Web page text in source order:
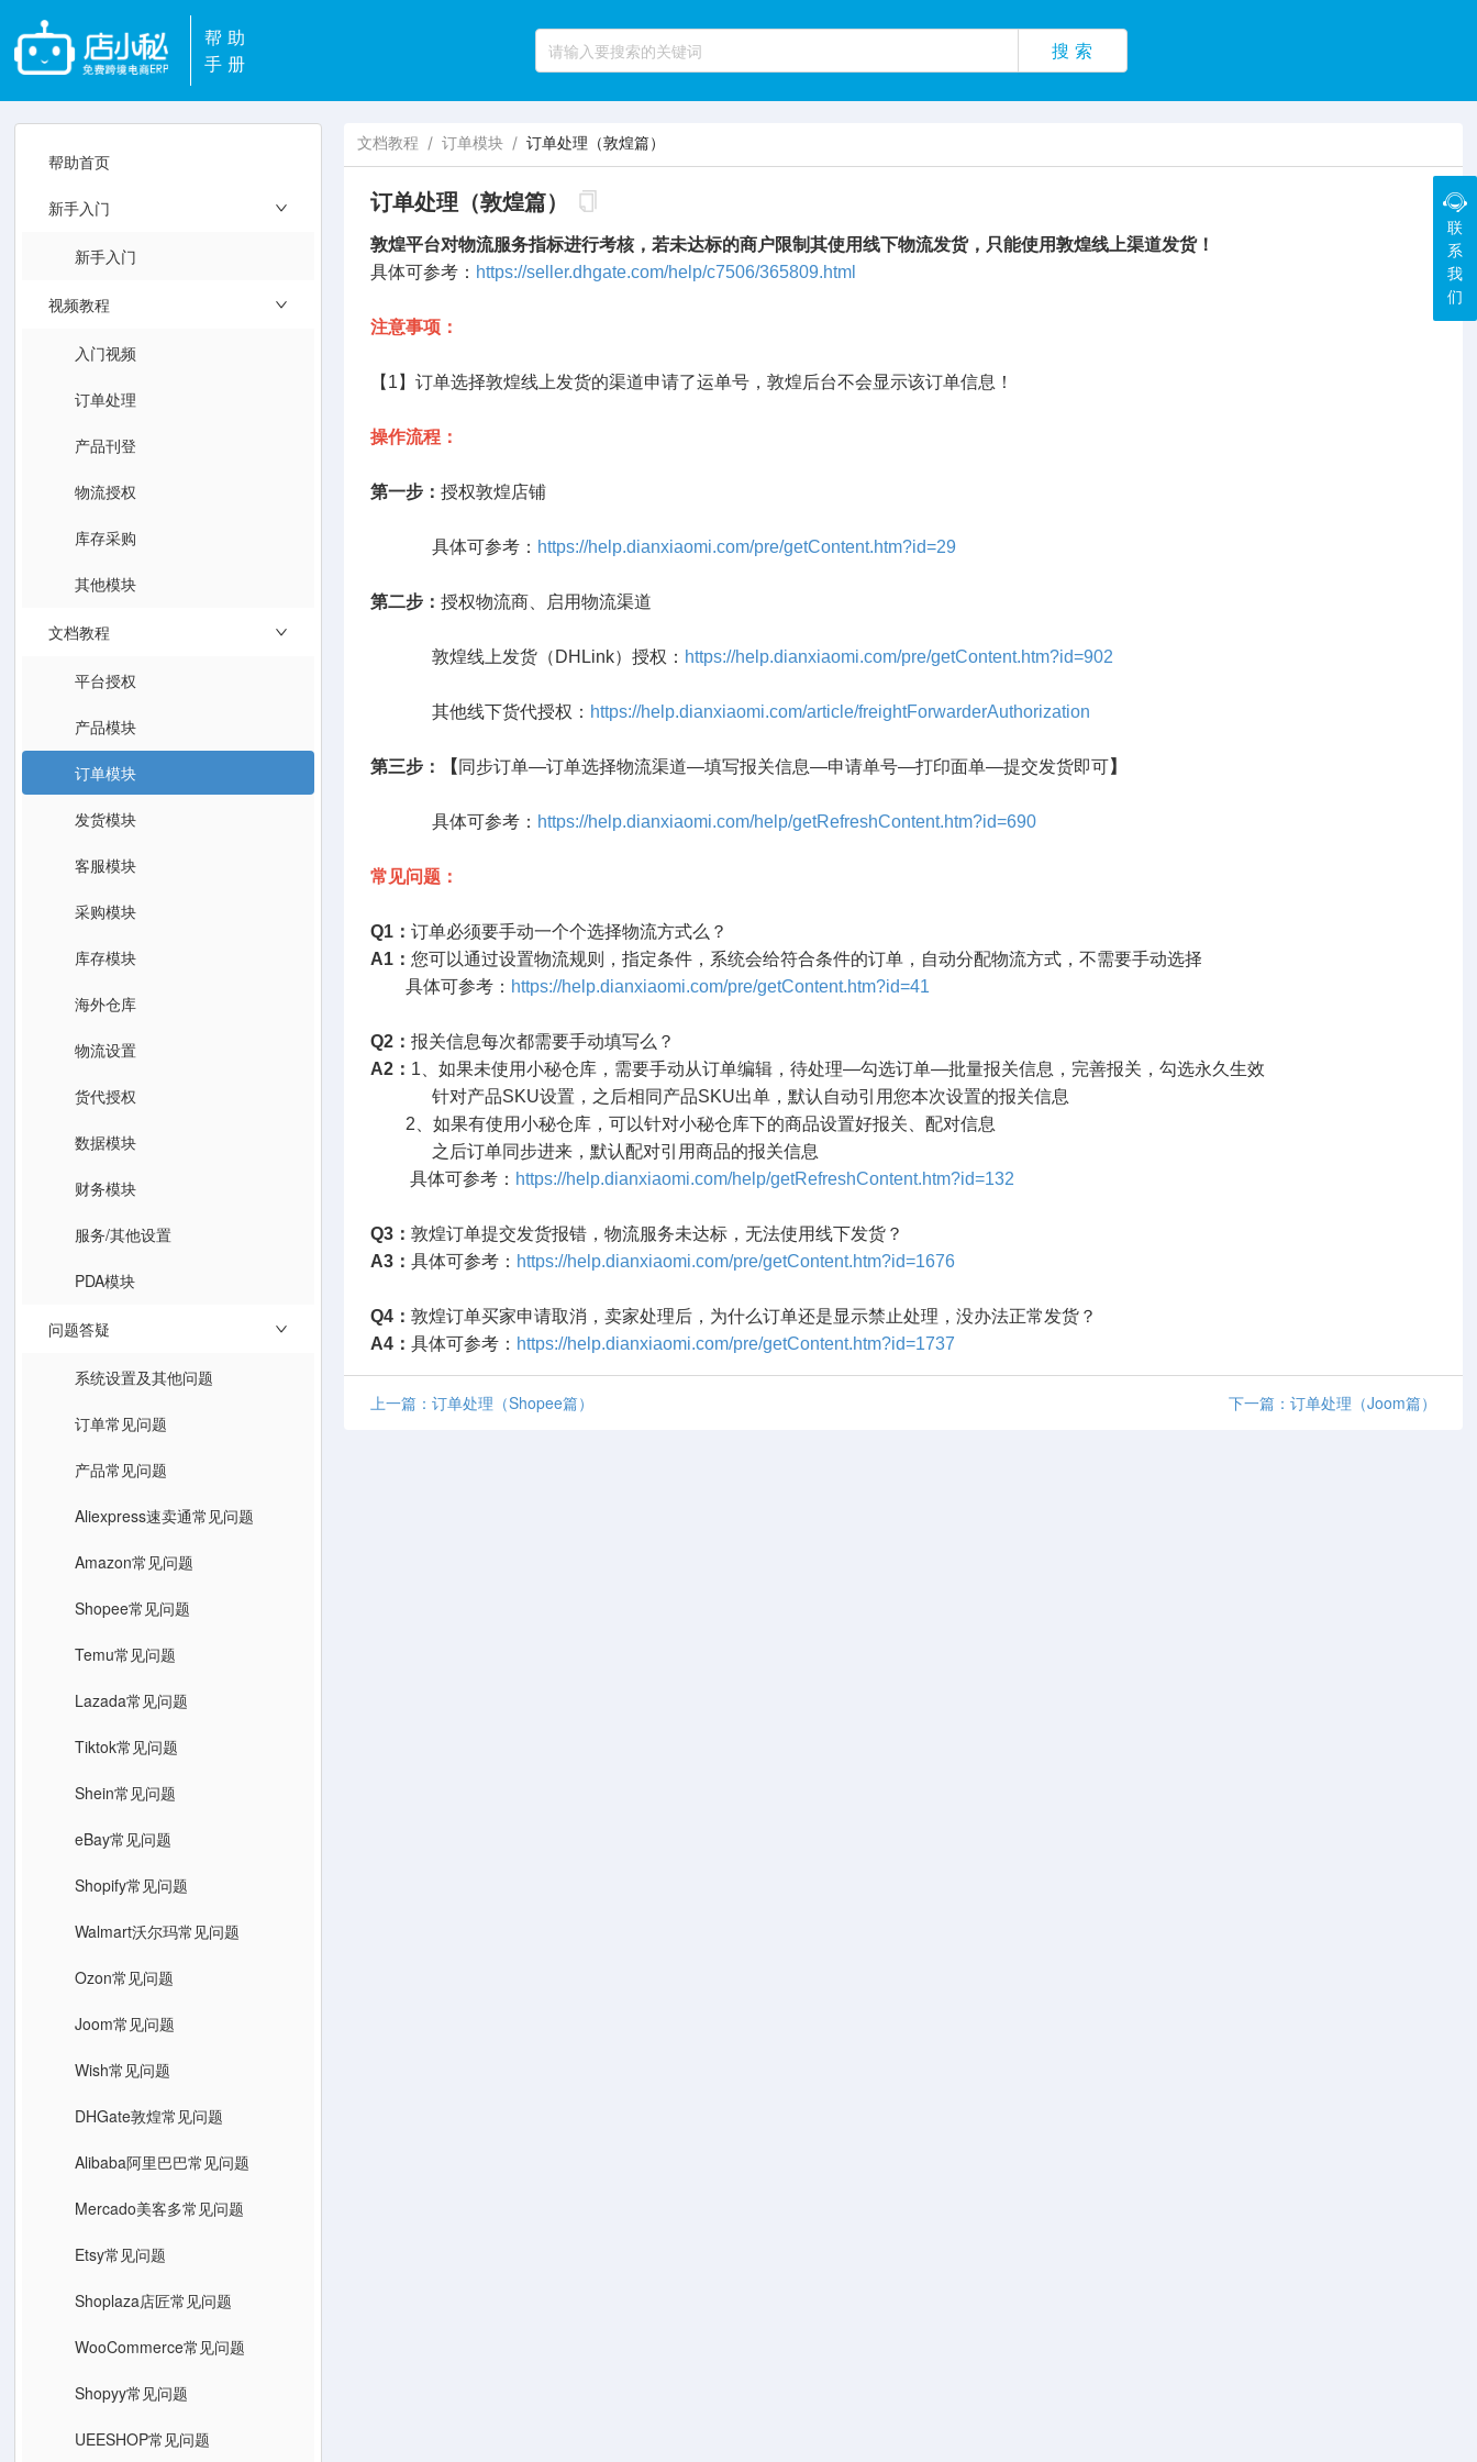
帮助
手册
搜 索
帮助首页
新手入门
新手入门
视频教程
入门视频
订单处理
产品刊登
物流授权
库存采购
其他模块
文档教程
平台授权
产品模块
订单模块
发货模块
客服模块
采购模块
库存模块
海外仓库
物流设置
货代授权
数据模块
财务模块
服务/其他设置
PDA模块
问题答疑
系统设置及其他问题
订单常见问题
产品常见问题
Aliexpress速卖通常见问题
Amazon常见问题
Shopee常见问题
Temu常见问题
Lazada常见问题
Tiktok常见问题
Shein常见问题
eBay常见问题
Shopify常见问题
Walmart沃尔玛常见问题
Ozon常见问题
Joom常见问题
Wish常见问题
DHGate敦煌常见问题
Alibaba阿里巴巴常见问题
Mercado美客多常见问题
Etsy常见问题
Shoplaza店匠常见问题
WooCommerce常见问题
Shopyy常见问题
UEESHOP常见问题
文档教程 / 订单模块 / 订单处理（敦煌篇）
订单处理（敦煌篇）
敦煌平台对物流服务指标进行考核，若未达标的商户限制其使用线下物流发货，只能使用敦煌线上渠道发货！
具体可参考： https://seller.dhgate.com/help/c7506/365809.html
注意事项：
【1】订单选择敦煌线上发货的渠道申请了运单号，敦煌后台不会显示该订单信息！
操作流程：
第一步：授权敦煌店铺
具体可参考： https://help.dianxiaomi.com/pre/getContent.htm?id=29
第二步：授权物流商、启用物流渠道
敦煌线上发货（DHLink）授权： https://help.dianxiaomi.com/pre/getContent.htm?id=902
其他线下货代授权： https://help.dianxiaomi.com/article/freightForwarderAuthorization
第三步：【 同步订单—订单选择物流渠道—填写报关信息—申请单号—打印面单—提交发货即可】
具体可参考： https://help.dianxiaomi.com/help/getRefreshContent.htm?id=690
常见问题：
Q1：订单必须要手动一个个选择物流方式么？
A1：您可以通过设置物流规则，指定条件，系统会给符合条件的订单，自动分配物流方式，不需要手动选择
具体可参考： https://help.dianxiaomi.com/pre/getContent.htm?id=41
Q2：报关信息每次都需要手动填写么？
A2： 1、如果未使用小秘仓库，需要手动从订单编辑，待处理—勾选订单—批量报关信息，完善报关，勾选永久生效
针对产品SKU设置，之后相同产品SKU出单，默认自动引用您本次设置的报关信息
2、如果有使用小秘仓库，可以针对小秘仓库下的商品设置好报关、配对信息
之后订单同步进来，默认配对引用商品的报关信息
具体可参考： https://help.dianxiaomi.com/help/getRefreshContent.htm?id=132
Q3：敦煌订单提交发货报错，物流服务未达标，无法使用线下发货？
A3：具体可参考： https://help.dianxiaomi.com/pre/getContent.htm?id=1676
Q4：敦煌订单买家申请取消，卖家处理后，为什么订单还是显示禁止处理，没办法正常发货？
A4：具体可参考： https://help.dianxiaomi.com/pre/getContent.htm?id=1737
上一篇：订单处理（Shopee篇） 下一篇：订单处理（Joom篇）
联
系
我
们